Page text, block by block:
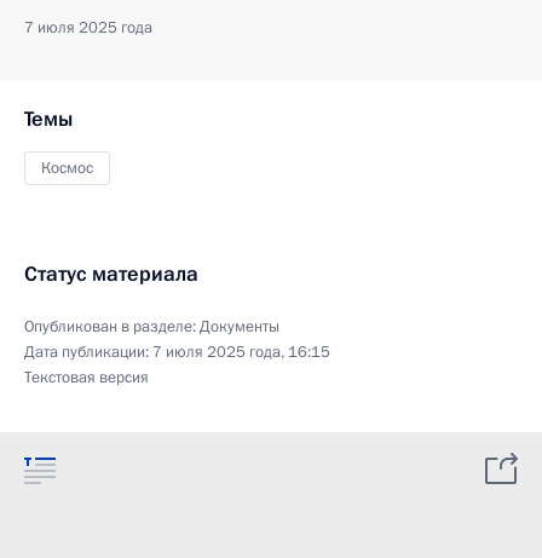
7 июля 2025 года
Темы
Космос
Статус материала
Опубликован в разделе:Документы
Дата публикации: 7 июля 2025 года, 16:15
Текстовая версия